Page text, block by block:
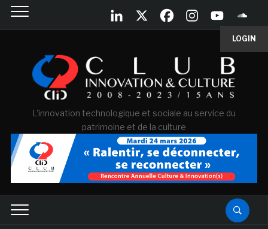
LOGIN
L'innovation technologique et sociale au service du
patrimoine et de la culture